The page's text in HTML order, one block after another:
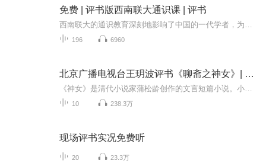
免费 | 评书版西南联大通识课 | 评书
196 6960
北京广播电视台王玥波评书《聊斋之神女》| 北京评书大会 | 名著新评书免费评书
10 238.3万
现场评书实况免费听
20 23.3万